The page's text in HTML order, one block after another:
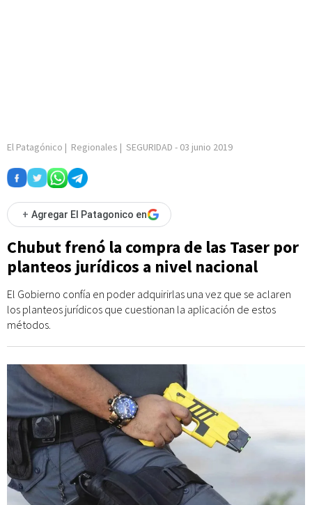
El Patagónico | Regionales | SEGURIDAD - 03 junio 2019
+ Agregar El Patagonico en
Chubut frenó la compra de las Taser por
planteos jurídicos a nivel nacional
El Gobierno confía en poder adquirirlas una vez que se aclaren
los planteos jurídicos que cuestionan la aplicación de estos
métodos.